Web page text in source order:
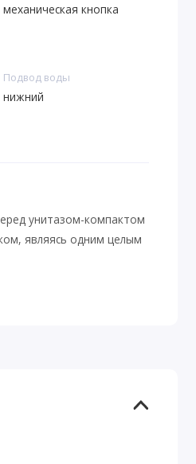
механическая кнопка
Подвод воды
нижний
унитазом-компактом
являясь одним целым